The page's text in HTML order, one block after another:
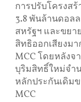
การปรับโครงส
3.8 พันล้านดอล
สหรัฐฯ และขยา
สิทธิออกเสียงม
MCC โดยหลังจ
บุริมสิทธิ์ใหม่จำ
หลักประกันเดิม
MCC